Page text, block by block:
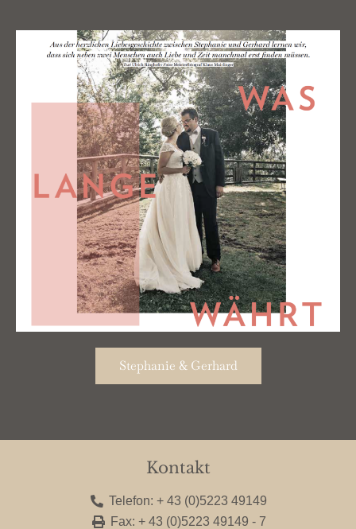
Stephanie & Gerhard
Kontakt
Telefon: + 43 (0)5223 49149
Fax: + 43 (0)5223 49149 - 7